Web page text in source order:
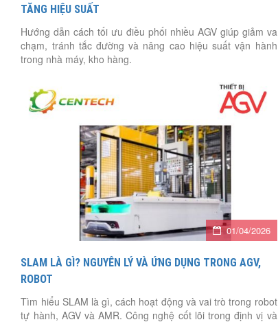
TĂNG HIỆU SUẤT
Hướng dẫn cách tối ưu điều phối nhiều AGV giúp giảm va
chạm, tránh tắc đường và nâng cao hiệu suất vận hành
trong nhà máy, kho hàng.
01/04/2026
SLAM LÀ GÌ? NGUYÊN LÝ VÀ ỨNG DỤNG TRONG AGV,
ROBOT
Tìm hiểu SLAM là gì, cách hoạt động và vai trò trong robot
tự hành, AGV và AMR. Công nghệ cốt lõi trong định vị và